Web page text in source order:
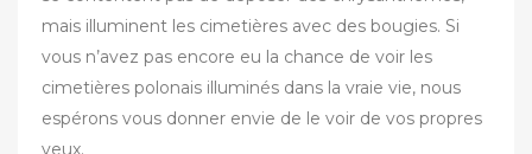
mais illuminent les cimetières avec des bougies. Si
vous n’avez pas encore eu la chance de voir les
cimetières polonais illuminés dans la vraie vie, nous
espérons vous donner envie de le voir de vos propres
yeux.